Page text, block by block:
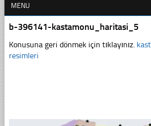
MENU
b-396141-kastamonu_haritasi_5
Konusuna geri dönmek için tıklayınız.
resimleri